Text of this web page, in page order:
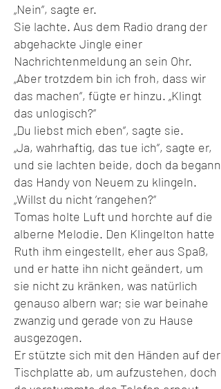
„Nein“, sagte er.
Sie lachte. Aus dem Radio drang der
abgehackte Jingle einer
Nachrichtenmeldung an sein Ohr.
„Aber trotzdem bin ich froh, dass wir
das machen“, fügte er hinzu. „Klingt
das unlogisch?“
„Du liebst mich eben“, sagte sie.
„Ja, wahrhaftig, das tue ich“, sagte er,
und sie lachten beide, doch da begann
das Handy von Neuem zu klingeln.
„Willst du nicht ‘rangehen?“
Tomas holte Luft und horchte auf die
alberne Melodie. Den Klingelton hatte
Ruth ihm eingestellt, eher aus Spaß,
und er hatte ihn nicht geändert, um
sie nicht zu kränken, was natürlich
genauso albern war; sie war beinahe
zwanzig und gerade von zu Hause
ausgezogen.
Er stützte sich mit den Händen auf der
Tischplatte ab, um aufzustehen, doch